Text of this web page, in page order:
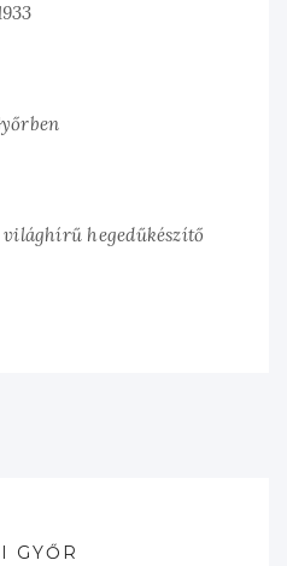
világhírű hegedűkészítő
GYŐR